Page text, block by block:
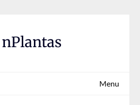
nPlantas
Menu